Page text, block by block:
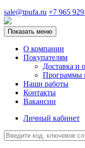
sale@tpufa.ru +7 965
Показать меню
О компании
Покупателям
Доставка и
Программы
Наши работы
Контакты
Вакансии
Личный кабинет